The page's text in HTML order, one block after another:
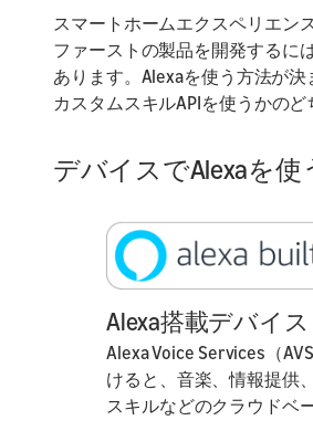
スマートホームエクスペリエン
ファーストの製品を開発するに
あります。Alexaを使う方法が
カスタムスキルAPIを使うかのど
デバイスでAlexaを使
Alexa搭載デバイス
Alexa Voice Services（
けると、音楽、情報提供
スキルなどのクラウドベ